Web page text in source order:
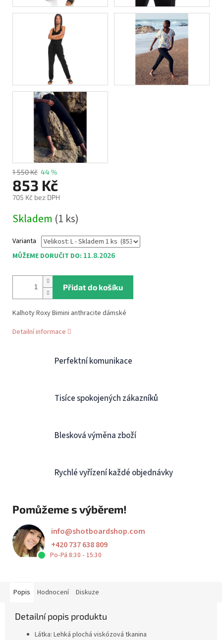
1 550 Kč 44 %
853 Kč
705 Kč bez DPH
cena:
Skladem (1 ks)
Varianta
MŮŽEME DORUČIT DO: 11.8.2026
Přidat do košíku
Kalhoty Roxy Bimini anthracite dámské
Detailní informace
Perfektní komunikace
Tisíce spokojených zákazníků
Blesková výměna zboží
Rychlé vyřízení každé objednávky
Pomůžeme s výběrem!
info@shotboardshop.com
+420 737 638 809
Po-Pá 8:30 - 15:30
Popis Hodnocení Diskuze
Detailní popis produktu
Látka: Lehká plochá viskózová tkanina